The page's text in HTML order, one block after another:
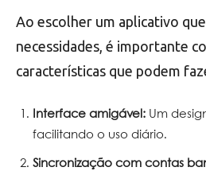
Ao escolher um aplicativo
necessidades, é importante
características que podem
Interface amigável: Um
facilitando o uso diário.
Sincronização com contas